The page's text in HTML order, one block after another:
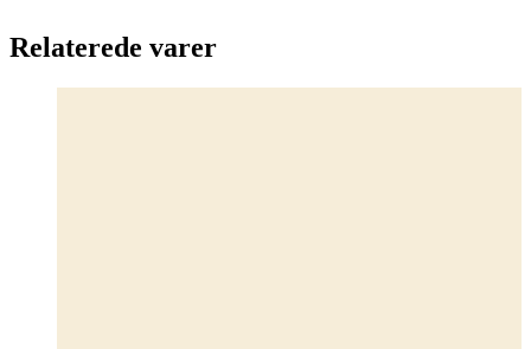
Relaterede varer